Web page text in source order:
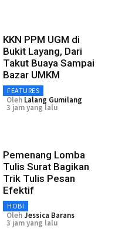
KKN PPM UGM di
Bukit Layang, Dari
Takut Buaya Sampai
Bazar UMKM
FEATURES
Oleh Lalang Gumilang
3 jam yang lalu
Pemenang Lomba
Tulis Surat Bagikan
Trik Tulis Pesan
Efektif
HOBI
OlehJessica Barans
3 jam yang lalu